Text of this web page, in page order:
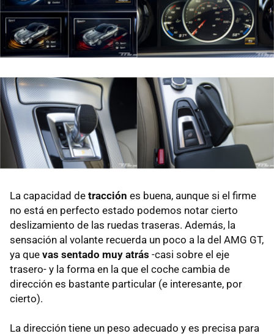
La capacidad de tracción es buena, aunque si el firme
no está en perfecto estado podemos notar cierto
deslizamiento de las ruedas traseras. Además, la
sensación al volante recuerda un poco a la del AMG GT,
ya que vas sentado muy atrás -casi sobre el eje
trasero- y la forma en la que el coche cambia de
dirección es bastante particular (e interesante, por
cierto).
La dirección tiene un peso adecuado y es precisa para